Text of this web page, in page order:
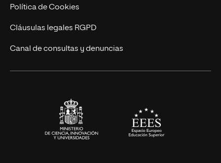
Ingeniería
Diseño
Ciencias de la Salud
Política de Cookies
Cláusulas legales RGPD
Canal de consultas y denuncias